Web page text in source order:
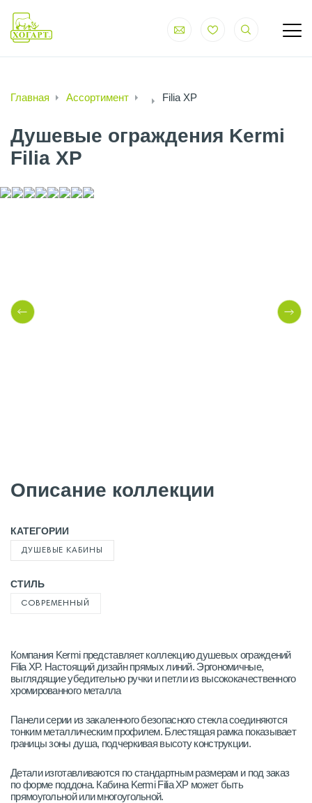
Главная Ассортимент Filia XP
Душевые ограждения Kermi
Filia XP
Описание коллекции
КАТЕГОРИИ
ДУШЕВЫЕ КАБИНЫ
СТИЛЬ
СОВРЕМЕННЫЙ
Компания Kermi представляет коллекцию душевых ограждений
Filia XP. Настоящий дизайн прямых линий. Эргономичные,
выглядящие убедительно ручки и петли из высококачественного
хромированного металла
Панели серии из закаленного безопасного стекла соединяются
тонким металлическим профилем. Блестящая рамка показывает
границы зоны душа, подчеркивая высоту конструкции.
Детали изготавливаются по стандартным размерам и под заказ
по форме поддона. Кабина Kermi Filia XP может быть
прямоугольной или многоугольной.